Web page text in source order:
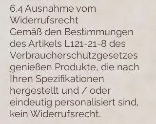
6.4 Ausnahme vom
Widerrufsrecht
Gemäß den Bestimmungen
des Artikels L121-21-8 des
Verbraucherschutzgesetzes
genießen Produkte, die nach
Ihren Spezifikationen
hergestellt und / oder
eindeutig personalisiert sind,
kein Widerrufsrecht.